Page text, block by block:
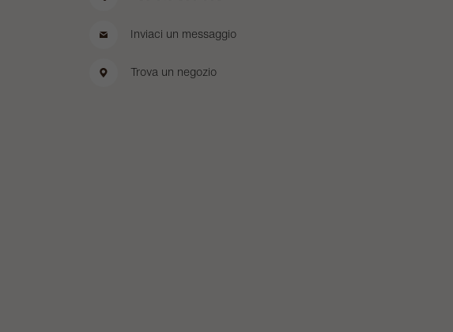
Inviaci un messaggio
Trova un negozio